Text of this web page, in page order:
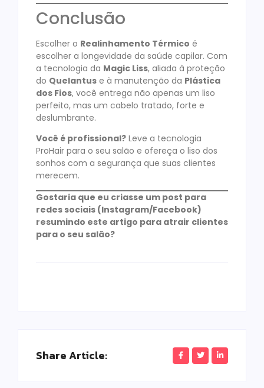
Conclusão
Escolher o Realinhamento Térmico é
escolher a longevidade da saúde capilar. Com
a tecnologia da Magic Liss, aliada à proteção
do Quelantus e à manutenção da Plástica
dos Fios, você entrega não apenas um liso
perfeito, mas um cabelo tratado, forte e
deslumbrante.
Você é profissional? Leve a tecnologia
ProHair para o seu salão e ofereça o liso dos
sonhos com a segurança que suas clientes
merecem.
Gostaria que eu criasse um post para
redes sociais (Instagram/Facebook)
resumindo este artigo para atrair clientes
para o seu salão?
Share Article: